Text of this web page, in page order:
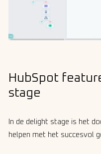
HubSpot
stage
In de delight stage is het
helpen met het succesvol